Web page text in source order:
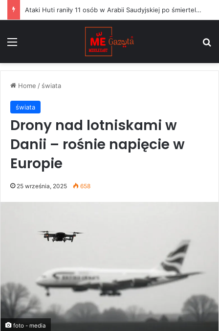
Ataki Huti raniły 11 osób w Arabii Saudyjskiej po śmiertelnym uderzeniu na wojska Jemenu
Home / świata
świata
Drony nad lotniskami w
Danii – rośnie napięcie w
Europie
25 września, 2025 658
foto - media